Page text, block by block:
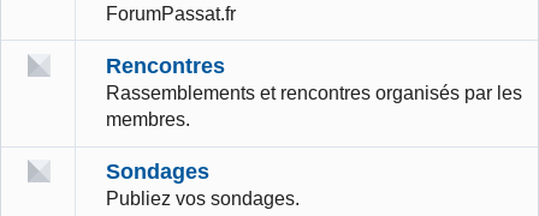
ForumPassat.fr
Rencontres
Rassemblements et rencontres organisés par les
membres.
Sondages
Publiez vos sondages.